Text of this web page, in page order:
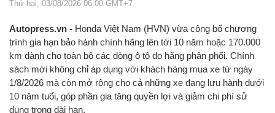
Thứ hai, 03/08/2026 06:00 GMT+7
Autopress.vn - Honda Việt Nam (HVN) vừa công bố chương
trình gia hạn bảo hành chính hãng lên tới 10 năm hoặc 170.000
km dành cho toàn bộ các dòng ô tô do hãng phân phối. Chính
sách mới không chỉ áp dụng với khách hàng mua xe từ ngày
1/8/2026 mà còn mở rộng cho cả những xe đang lưu hành dưới
10 năm tuổi, góp phần gia tăng quyền lợi và giảm chi phí sử
dụng trong dài hạn.